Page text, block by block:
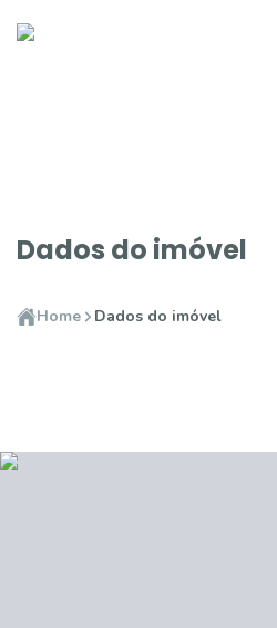
Dados do imóvel
Home Dados do imóvel